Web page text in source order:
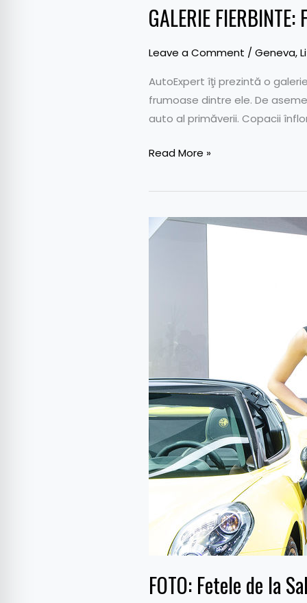
GALERIE
Leave a Comment / Geneva,
AutoExpert îţi prezintă o
frumoase dintre ele. De
auto al primăverii. Copacii
Read More »
FOTO: Fetele de la
FOTO:
2017